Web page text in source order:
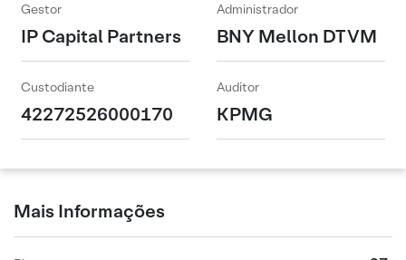
Gestor
IP Capital Partners
Administrador
BNY Mellon DTVM
Custodiante
42272526000170
Auditor
KPMG
Mais Informações